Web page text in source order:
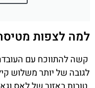
למה לצפות
קשה להתווכח עם
לגובה של יותר משלוש